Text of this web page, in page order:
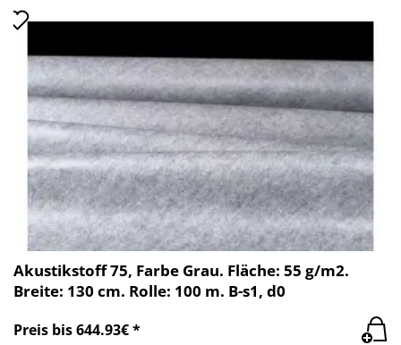
Akustikstoff 75, Farbe Grau. Fläche: 55 g/m2.
Breite: 130 cm. Rolle: 100 m. B-s1, d0
Preis bis 644.93€ *